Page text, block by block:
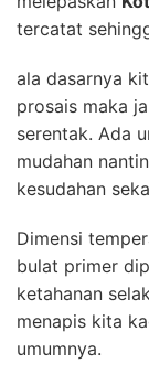
tercatat
ala dasarnya
prosais maka
serentak. Ada
mudahan
kesudahan
Dimensi
bulat primer
ketahanan
menapis kita
umumnya.